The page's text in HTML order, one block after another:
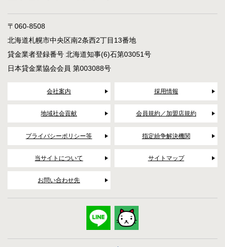
〒060-8508
北海道札幌市中央区南2条西2丁目13番地
貸金業者登録番号 北海道知事(6)石第03051号
日本貸金業協会会員 第003088号
会社案内 採用情報
地域社会貢献 会員規約／加盟店規約
プライバシーポリシー等 指定紛争解決機関
当サイトについて サイトマップ
お問い合わせ先